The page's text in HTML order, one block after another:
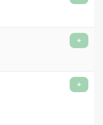
+
+